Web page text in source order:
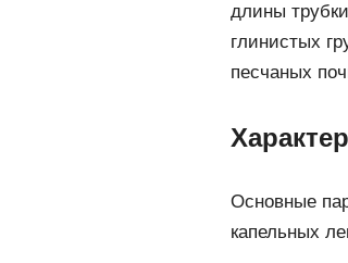
длины
глинистых
песчаных
Основные
капельных